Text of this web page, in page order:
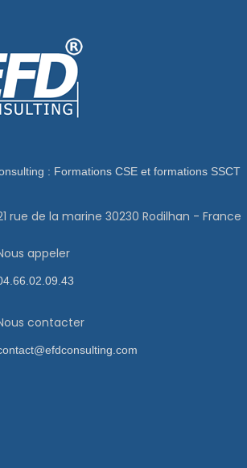
: Formations CSE et formations SSCT
rue de la marine 30230 Rodilhan - France
appeler
contacter